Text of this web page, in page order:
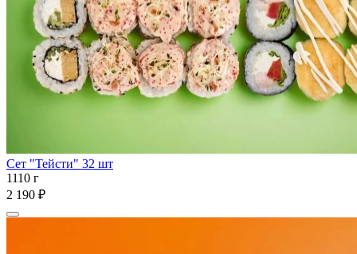
Сет "Тейсти" 32 шт
1110 г
2 190 ₽